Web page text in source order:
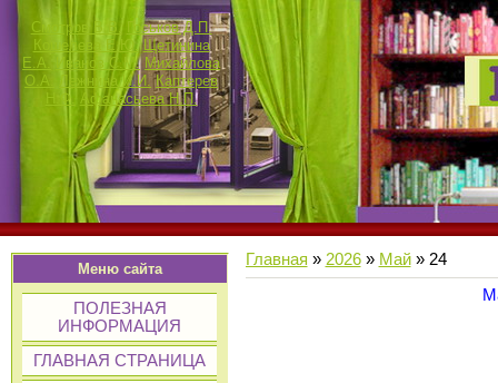
Смотров В.В.
Госьков Д.П.
Кошелева Е.Ю. Щетинина
Е.А.
Иванов С.М. Михайлова
О.А.
Лежнина И.И. Каптерев
Н.Ф. Афанасьева Н.П.
Меню сайта
ПОЛЕЗНАЯ
ИНФОРМАЦИЯ
ГЛАВНАЯ СТРАНИЦА
Главная » 2026 » Май » 24